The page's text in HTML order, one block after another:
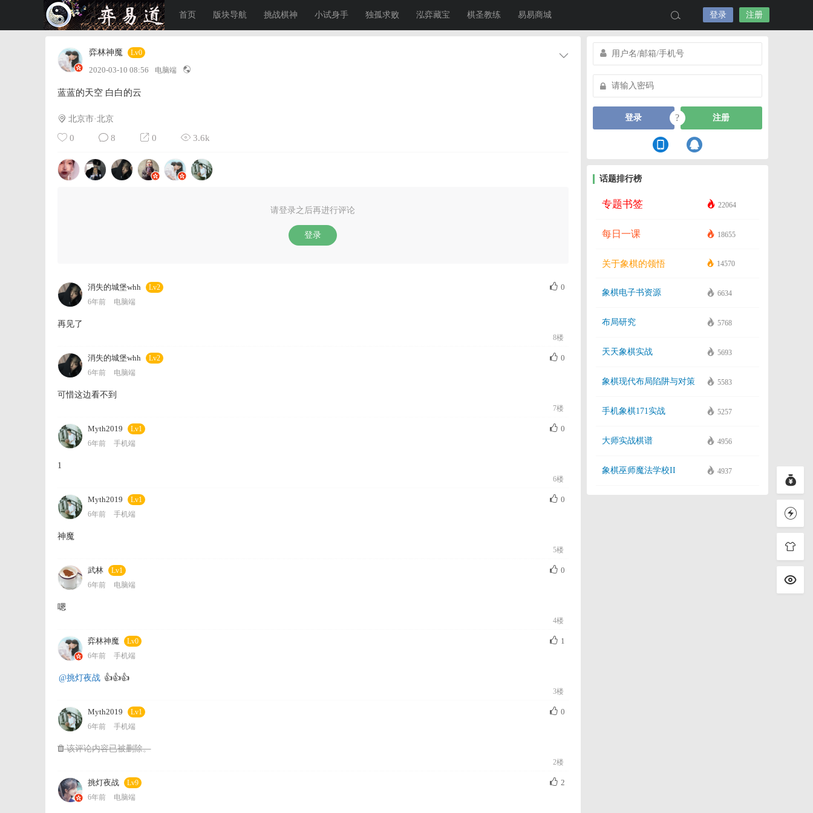
首页 版块导航 挑战棋神 小试身手 独孤求败 泓弈藏宝 棋圣教练 易易商城 登录 注册
弈林神魔 Lv0
2020-03-10 08:56 电脑端
蓝蓝的天空 白白的云
北京市·北京
0 8 0 3.6k
请登录之后再进行评论
登录
0
消失的城堡whh
Lv2
6年前
电脑端
再见了
8楼
0
消失的城堡whh
Lv2
6年前
电脑端
可惜这边看不到
7楼
0
Myth2019
Lv1
6年前
手机端
1
6楼
0
Myth2019
Lv1
6年前
手机端
神魔
5楼
0
武林
Lv1
6年前
电脑端
嗯
4楼
1
弈林神魔
Lv0
6年前
手机端
@挑灯夜战 👍👍👍
3楼
0
Myth2019
Lv1
6年前
手机端
该评论内容已被删除。
2楼
2
挑灯夜战
Lv9
6年前
电脑端
登录 ? 注册
话题排行榜
专题书签 22064
每日一课 18655
关于象棋的领悟 14570
象棋电子书资源 6634
布局研究 5768
天天象棋实战 5693
象棋现代布局陷阱与对策 5583
手机象棋171实战 5257
大师实战棋谱 4956
象棋巫师魔法学校II 4937